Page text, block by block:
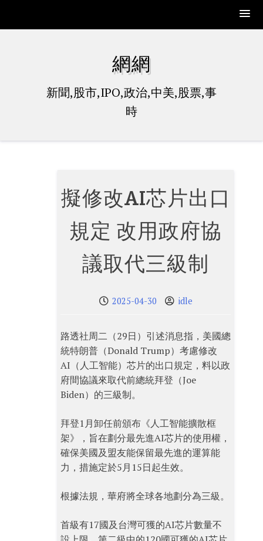
網網
新聞,股市,IPO,政治,中美,股票,事
時
擬修改AI芯片出口
規定 改用政府協
議取代三級制
2025-04-30 idle
路透社周二（29日）引述消息指，美國總
統特朗普（Donald Trump）考慮修改
AI（人工智能）芯片的出口規定，料以政
府間協議來取代前總統拜登（Joe
Biden）的三級制。
拜登1月卸任前頒布《人工智能擴散框
架》，旨在劃分最先進AI芯片的使用權，
確保美國及盟友能保留最先進的運算能
力，措施定於5月15日起生效。
根據法規，華府將全球各地劃分為三級。
首級有17國及台灣可獲的AI芯片數量不